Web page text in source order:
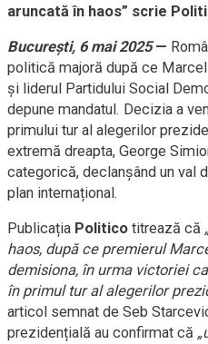
aruncată în haos” scrie
București, 6 mai 2025—
politică majoră după ce
și liderul Partidului Social
depune mandatul. Decizia a
primului tur al alegerilor
extremă dreapta, George
categorică, declanșând un val
plan internațional.
Publicația Politico titrează că
haos, după ce premierul
demisiona, în urma victoriei
în primul tur al alegerilor
articol semnat de Seb
prezidențială au confirmat că